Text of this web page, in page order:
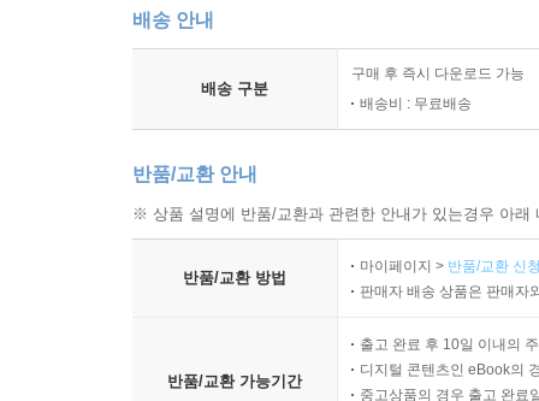
배송 안내
배송 구분
구매 후 즉시 다운로드 가능
배송비 : 무료배송
반품/교환 안내
※ 상품 설명에 반품/교환과 관련한 안내가 있는경우 아
반품/교환 방법
마이페이지 > 반품/교환 신
판매자 배송 상품은 판매자
반품/교환 가능기간
출고 완료 후 10일 이내의
디지털 콘텐츠인 eBook의
중고상품의 경우 출고 완료